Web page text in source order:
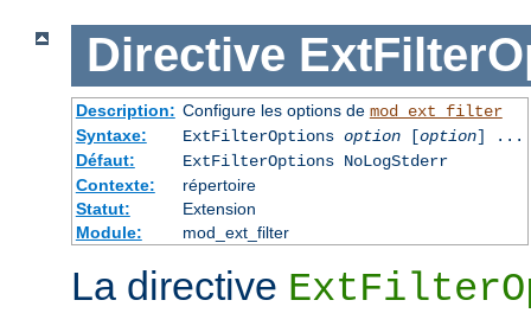
Directive
Description: Configure les options de mod_ext_filter
Syntaxe:
ExtFilterOptions option[option] ...
Défaut:
ExtFilterOptions NoLogStderr
Contexte:
répertoire
Statut:
Extension
Module:
mod_ext_filter
La directive